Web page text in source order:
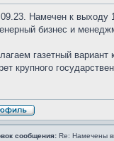
Намечен к выходу
бизнес и
газетный
крупного
сообщения: Re: Намечены